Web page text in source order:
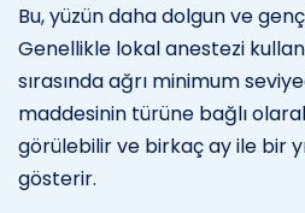
Bu, yüzün daha dolgun ve
Genellikle lokal anestezi
sırasında ağrı minimum
maddesinin türüne bağlı
görülebilir ve birkaç ay ile bir
gösterir.